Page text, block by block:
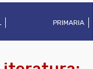
PRIMARIA